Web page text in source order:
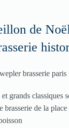
de
et grands classiques
brasserie de la